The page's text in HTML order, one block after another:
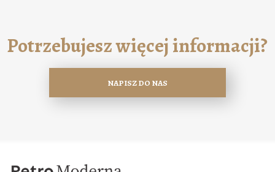
Potrzebujesz więcej informacji?
NAPISZ DO NAS